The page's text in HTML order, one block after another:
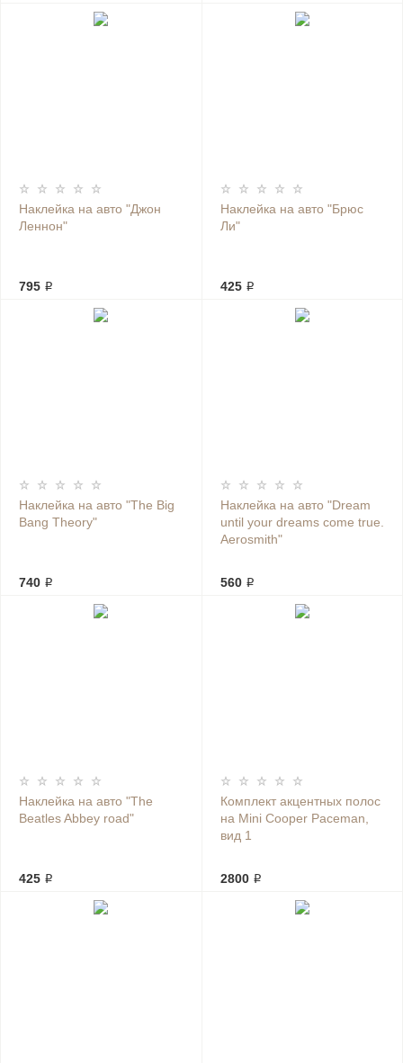
Наклейка на авто "Джон
Леннон"
795 ₽
Наклейка на авто "Брюс
Ли"
425 ₽
Наклейка на авто "The Big
Bang Theory"
740 ₽
Наклейка на авто "Dream
until your dreams come true.
Aerosmith"
560 ₽
Наклейка на авто "The
Beatles Abbey road"
425 ₽
Комплект акцентных полос
на Mini Cooper Paceman,
вид 1
2800 ₽